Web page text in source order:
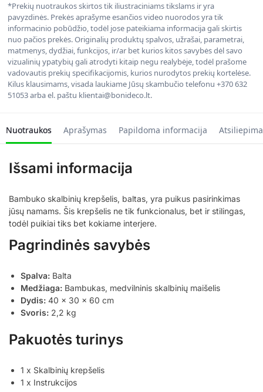
*Prekių nuotraukos skirtos tik iliustraciniams tikslams ir yra
pavyzdinės. Prekės aprašyme esančios video nuorodos yra tik
informacinio pobūdžio, todėl jose pateikiama informacija gali skirtis
nuo pačios prekės. Originalių produktų spalvos, užrašai, parametrai,
matmenys, dydžiai, funkcijos, ir/ar bet kurios kitos savybės dėl savo
vizualinių ypatybių gali atrodyti kitaip negu realybėje, todėl prašome
vadovautis prekių specifikacijomis, kurios nurodytos prekių kortelėse.
Kilus klausimams, visada laukiame Jūsų skambučio telefonu +370 632
51053 arba el. paštu klientai@bonideco.lt.
Nuotraukos Aprašymas Papildoma informacija
Išsami informacija
Bambuko skalbinių krepšelis, baltas, yra puikus pasirinkimas
jūsų namams. Šis krepšelis ne tik funkcionalus, bet ir stilingas,
todėl puikiai tiks bet kokiame interjere.
Pagrindinės savybės
Spalva: Balta
Medžiaga: Bambukas, medvilninis skalbinių maišelis
Dydis: 40 x 30 x 60 cm
Svoris: 2,2 kg
Pakuotės turinys
1 x Skalbinių krepšelis
1 x Instrukcijos